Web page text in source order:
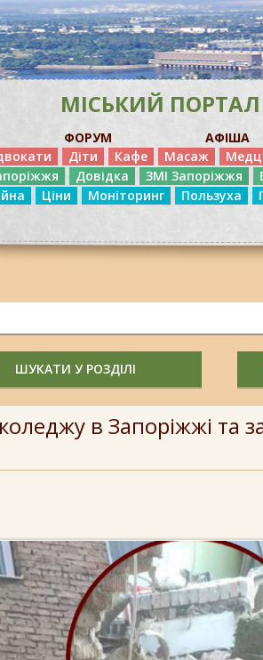
МІСЬКИЙ
ФОРУМ АФІША
Діти Кафе Масаж
Довідка ЗМІ Запоріжжя
Ціни Моніторинг Пользуха
ШУКАТИ У РОЗДІЛІ
в Запоріжжі та